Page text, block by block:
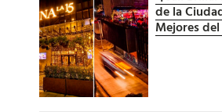
de la
Mejores